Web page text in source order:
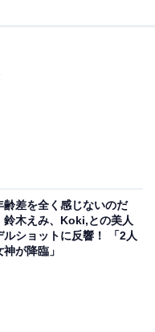
齢差を全く感じないのだ
鈴木えみ、Koki,との美人
ルショットに反響！ 「2人
神が降臨」